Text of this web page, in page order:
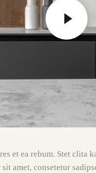
et ea rebum. Stet clita
amet, consetetur